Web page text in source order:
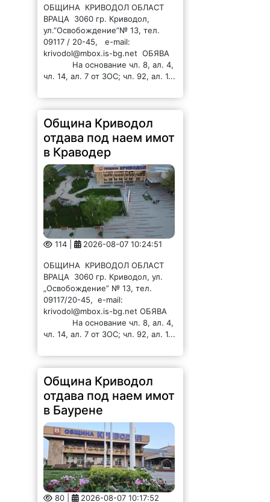
Община Криводол
отдава под наем имот
в Краводер
114 | 2026-08-07 10:24:51
ОБЩИНА КРИВОДОЛ ОБЛАСТ
ВРАЦА 3060 гр. Криводол, ул.
„Освобождение” № 13, тел.
09117/20-45, e-mail:
krivodol@mbox.is-bg.net ОБЯВА
На основание чл. 8, ал. 4,
Община Криводол
отдава под наем имот
в Баурене
80 | 2026-08-07 10:17:52
ОБЩИНА КРИВОДОЛ ОБЛАСТ
ВРАЦА 3060 гр. Криводол,
ул.”Освобождение”№ 13, тел.
09117 / 20-45, e-mail:
krivodol@mbox.is-bg.net ОБЯВА
На основание чл. 8, ал. 4,